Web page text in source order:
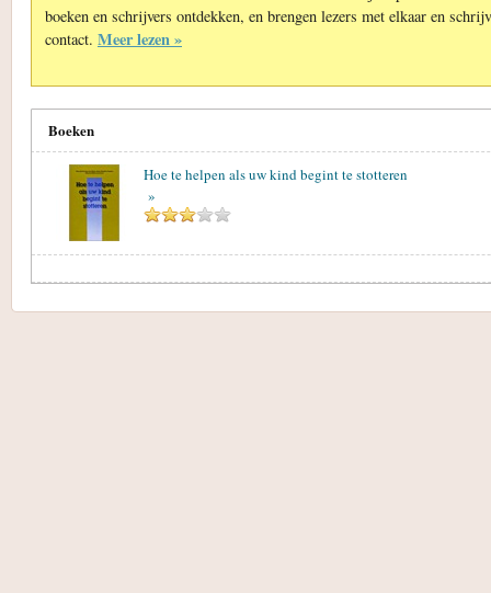
boeken en schrijvers ontdekken, en brengen lezers met elkaar en
contact. Meer lezen »
Boeken
Hoe te helpen als uw kind begint te stotteren
»